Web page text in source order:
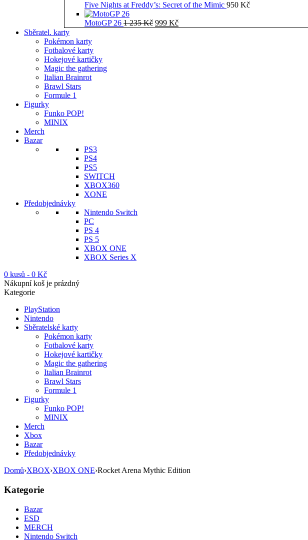
Five Nights at Freddy’s: Secret of the Mimic 950 Kč
MotoGP 26 1 235Kč Původní
999 KčAktuální
Sběratel. karty
Pokémon karty
Fotbalové karty
Hokejové kartičky
Magic the gathering
Italian Brainrot
Brawl Stars
Formule 1
Figurky
Funko POP!
MINIX
Merch
Bazar
PS3
PS4
PS5
SWITCH
XBOX360
XONE
Předobjednávky
Nintendo Switch
PC
PS 4
PS 5
XBOX ONE
XBOX Series X
0 kusů - 0 Kč
Nákupní koš je prázdný
Kategorie
PlayStation
Nintendo
Sběratelské karty
Pokémon karty
Fotbalové karty
Hokejové kartičky
Magic the gathering
Italian Brainrot
Brawl Stars
Formule 1
Figurky
Funko POP!
MINIX
Merch
Xbox
Bazar
Předobjednávky
Domů›XBOX›XBOX ONE›Rocket Arena Mythic Edition
Kategorie
Bazar
ESD
MERCH
Nintendo Switch